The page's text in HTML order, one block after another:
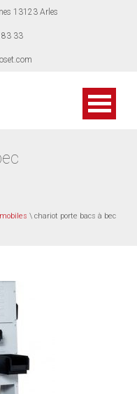
13123 Arles
33
\ chariot porte bacs à bec